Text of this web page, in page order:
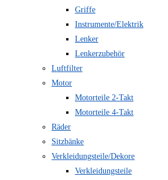
Griffe
Instrumente/Elektrik
Lenker
Lenkerzubehör
Luftfilter
Motor
Motorteile 2-Takt
Motorteile 4-Takt
Räder
Sitzbänke
Verkleidungsteile/Dekore
Verkleidungsteile